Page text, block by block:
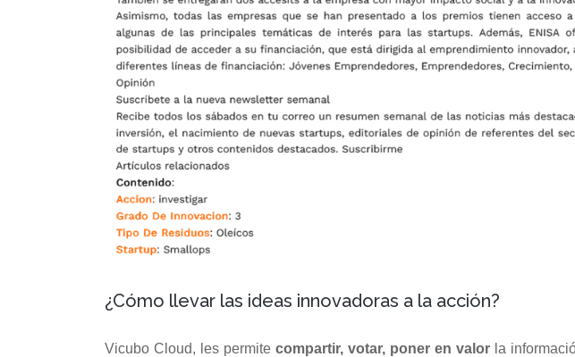
¿Cómo llevar las ideas innovadoras a la acción?
Vicubo Cloud, les permite compartir, votar, poner en valor la